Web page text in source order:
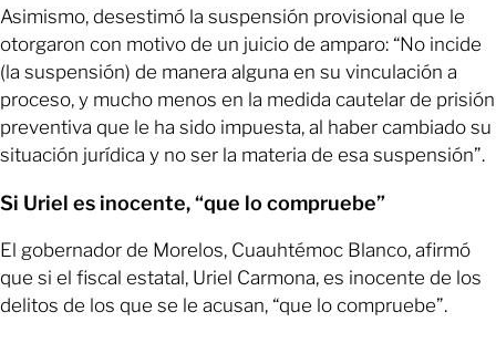
Asimismo, desestimó la suspensión provisional que le
otorgaron con motivo de un juicio de amparo: “No incide
(la suspensión) de manera alguna en su vinculación a
proceso, y mucho menos en la medida cautelar de prisión
preventiva que le ha sido impuesta, al haber cambiado su
situación jurídica y no ser la materia de esa suspensión”.
Si Uriel es inocente, “que lo compruebe”
El gobernador de Morelos, Cuauhtémoc Blanco, afirmó
que si el fiscal estatal, Uriel Carmona, es inocente de los
delitos de los que se le acusan, “que lo compruebe”.